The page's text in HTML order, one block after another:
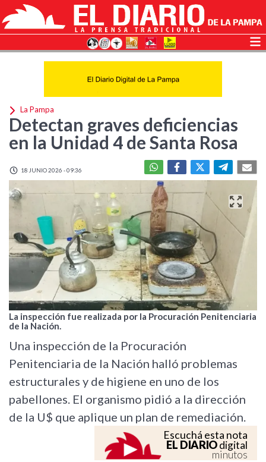
La Pampa
Detectan graves deficiencias
en la Unidad 4 de Santa Rosa
18 JUNIO 2026 - 09:36
La inspección fue realizada por la Procuración Penitenciaria
de la Nación.
Una inspección de la Procuración
Penitenciaria de la Nación halló problemas
estructurales y de higiene en uno de los
pabellones. El organismo pidió a la dirección
de la U$ que aplique un plan de remediación.
Escuchá esta nota
EL DIARIOdigital
minutos